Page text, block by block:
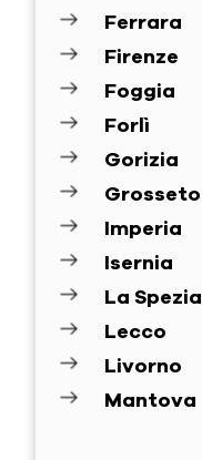
Ferrara
Firenze
Foggia
Forlì
Gorizia
Grosseto
Imperia
Isernia
La Spezia
Lecco
Livorno
Mantova